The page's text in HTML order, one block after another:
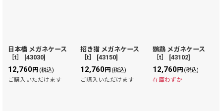
日本橋 メガネケース
［t］
[43030]
12,760円 (税込)
ご購入いただけます
招き猫 メガネケース
［t］
[43150]
12,760円 (税込)
ご購入いただけます
鸚鵡 メガネケース
［t］
[43102]
12,760円 (税込)
在庫わずか